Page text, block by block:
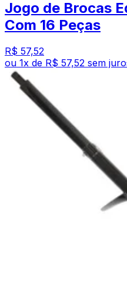
Jogo de Brocas
Com 16 Peças
R$ 57,52
ou 1x de R$ 57,52 sem